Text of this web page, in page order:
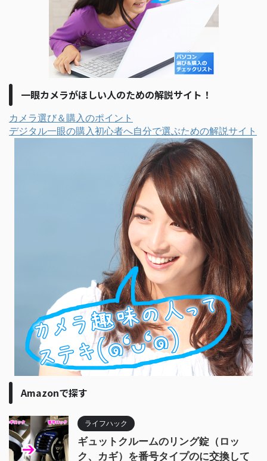
一眼カメラがほしい人のための解説サイト！
カメラ選び＆購入のポイント
デジタル一眼の購入初心者へ自分で選ぶための解説サイト
Amazonで探す
ライフハック
ギュットクルームのリング錠（ロッ
ク、カギ）を番号タイプのに交換して